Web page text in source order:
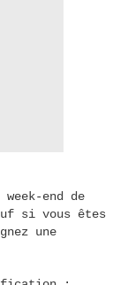
end de
si vous êtes
une